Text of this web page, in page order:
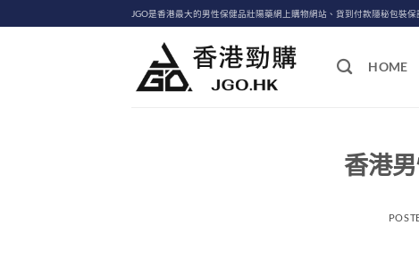
to
JGO是香港最大的男性保健品壯陽藥網上購物網站、貨到付款隱秘包裝
HOME
香港